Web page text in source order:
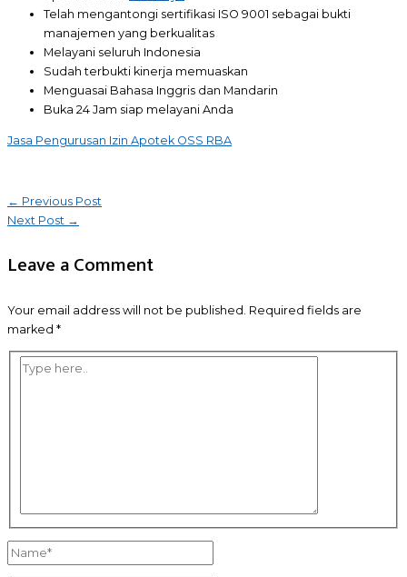
Telah mengantongi sertifikasi ISO 9001 sebagai bukti
manajemen yang berkualitas
Melayani seluruh Indonesia
Sudah terbukti kinerja memuaskan
Menguasai Bahasa Inggris dan Mandarin
Buka 24 Jam siap melayani Anda
Jasa Pengurusan Izin Apotek OSS RBA
Post
navigation
← Previous Post
Next Post →
Leave a Comment
Your email address will not be published. Required fields are
marked *
Type
Name*